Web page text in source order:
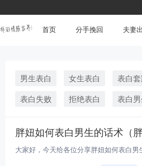
首页 分手挽回 夫妻
男生表白 女生表白 表白
表白失败 拒绝表白 表白
胖妞如何表白男生的话术（